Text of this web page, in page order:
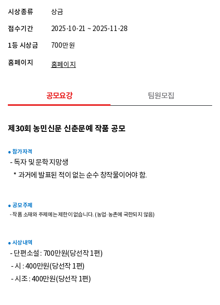
시상종류 상금
접수기간 2025-10-21 ~ 2025-11-28
1등 시상금 700만원
홈페이지 홈페이지
공모요강 팀원모집
제30회 농민신문 신춘문예 작품 공모
● 참가 자격
- 독자 및 문학 지망생
* 과거에 발표된 적이 없는 순수 창작물이어야 함.
● 공모 주제
- 작품 소재와 주제에는 제한이 없습니다. (농업·농촌에 국한되지 않음)
● 시상 내역
- 단편소설 : 700만원(당선작 1편)
- 시 : 400만원(당선작 1편)
- 시조 : 400만원(당선작 1편)